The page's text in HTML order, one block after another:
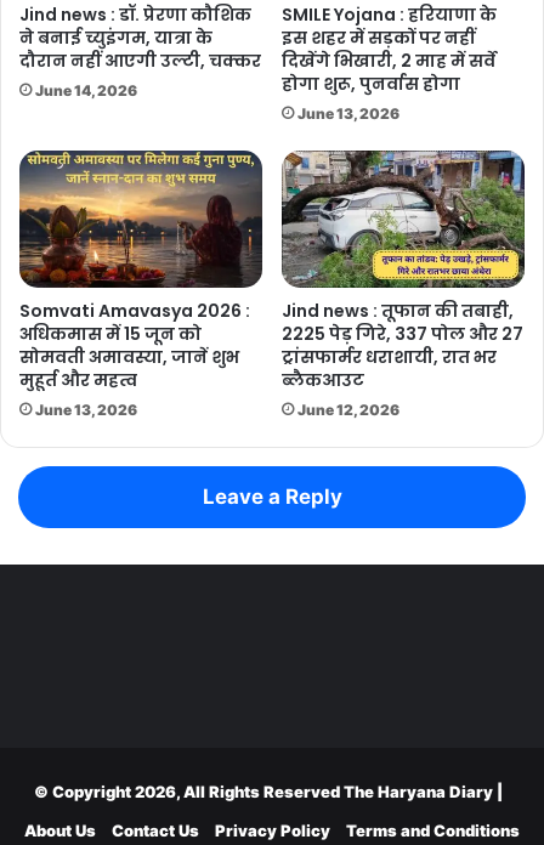
Jind news : डॉ. प्रेरणा कौशिक
ने बनाई च्युइंगम, यात्रा के
दौरान नहीं आएगी उल्टी, चक्कर
June 14, 2026
SMILE Yojana : हरियाणा के
इस शहर में सड़कों पर नहीं
दिखेंगे भिखारी, 2 माह में सर्वे
होगा शुरू, पुनर्वास होगा
June 13, 2026
Somvati Amavasya 2026 :
अधिकमास में 15 जून को
सोमवती अमावस्या, जानें शुभ
मुहूर्त और महत्व
June 13, 2026
Jind news : तूफान की तबाही,
2225 पेड़ गिरे, 337 पोल और 27
ट्रांसफार्मर धराशायी, रात भर
ब्लैकआउट
June 12, 2026
Leave a Reply
© Copyright 2026, All Rights ReservedThe Haryana Diary
About Us
Contact Us Privacy Policy Terms and Conditions